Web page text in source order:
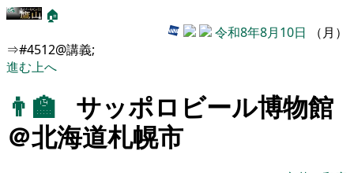
🏠
令和8年8月10日 （月）
⇒#4512@講義;
進む上へ
👨‍🏫 サッポロビール博物館
＠北海道札幌市